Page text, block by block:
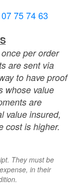
75 74 63
per order
are sent via
to have proof
whose value
are
value insured,
cost is higher.
They must be
in their